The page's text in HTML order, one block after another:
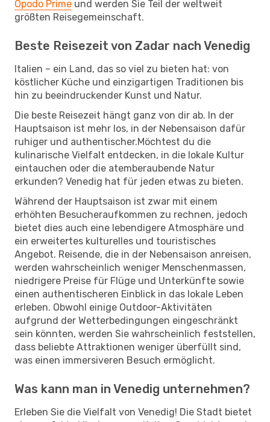
Opodo Prime und werden Sie Teil der weltweit
größten Reisegemeinschaft.
Beste Reisezeit von Zadar nach Venedig
Italien – ein Land, das so viel zu bieten hat: von
köstlicher Küche und einzigartigen Traditionen bis
hin zu beeindruckender Kunst und Natur.
Die beste Reisezeit hängt ganz von dir ab. In der
Hauptsaison ist mehr los, in der Nebensaison dafür
ruhiger und authentischer.Möchtest du die
kulinarische Vielfalt entdecken, in die lokale Kultur
eintauchen oder die atemberaubende Natur
erkunden? Venedig hat für jeden etwas zu bieten.
Während der Hauptsaison ist zwar mit einem
erhöhten Besucheraufkommen zu rechnen, jedoch
bietet dies auch eine lebendigere Atmosphäre und
ein erweitertes kulturelles und touristisches
Angebot. Reisende, die in der Nebensaison anreisen,
werden wahrscheinlich weniger Menschenmassen,
niedrigere Preise für Flüge und Unterkünfte sowie
einen authentischeren Einblick in das lokale Leben
erleben. Obwohl einige Outdoor-Aktivitäten
aufgrund der Wetterbedingungen eingeschränkt
sein könnten, werden Sie wahrscheinlich feststellen,
dass beliebte Attraktionen weniger überfüllt sind,
was einen immersiveren Besuch ermöglicht.
Was kann man in Venedig unternehmen?
Erleben Sie die Vielfalt von Venedig! Die Stadt bietet